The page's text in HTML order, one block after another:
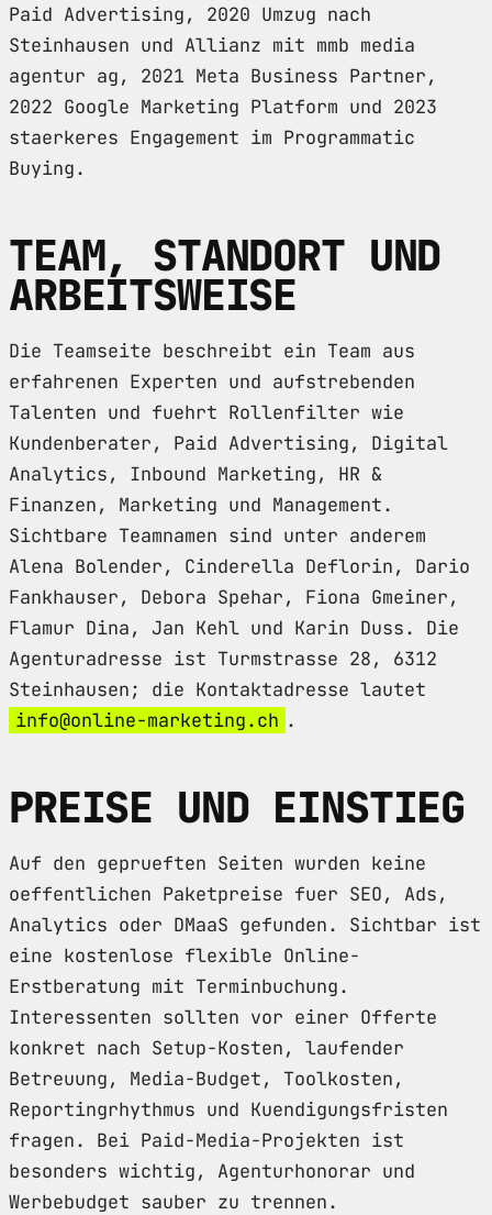
Paid Advertising, 2020 Umzug nach
Steinhausen und Allianz mit mmb media
agentur ag, 2021 Meta Business Partner,
2022 Google Marketing Platform und 2023
staerkeres Engagement im Programmatic
Buying.
TEAM, STANDORT UND
ARBEITSWEISE
Die Teamseite beschreibt ein Team aus
erfahrenen Experten und aufstrebenden
Talenten und fuehrt Rollenfilter wie
Kundenberater, Paid Advertising, Digital
Analytics, Inbound Marketing, HR &
Finanzen, Marketing und Management.
Sichtbare Teamnamen sind unter anderem
Alena Bolender, Cinderella Deflorin, Dario
Fankhauser, Debora Spehar, Fiona Gmeiner,
Flamur Dina, Jan Kehl und Karin Duss. Die
Agenturadresse ist Turmstrasse 28, 6312
Steinhausen; die Kontaktadresse lautet
info@online-marketing.ch .
PREISE UND EINSTIEG
Auf den geprueften Seiten wurden keine
oeffentlichen Paketpreise fuer SEO, Ads,
Analytics oder DMaaS gefunden. Sichtbar ist
eine kostenlose flexible Online-
Erstberatung mit Terminbuchung.
Interessenten sollten vor einer Offerte
konkret nach Setup-Kosten, laufender
Betreuung, Media-Budget, Toolkosten,
Reportingrhythmus und Kuendigungsfristen
fragen. Bei Paid-Media-Projekten ist
besonders wichtig, Agenturhonorar und
Werbebudget sauber zu trennen.